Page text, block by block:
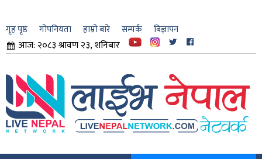
गृह पृष्ठ गोपनियता हाम्रो बारे सम्पर्क बिज्ञापन
आज: २०८३ श्रावण २३, शनिबार